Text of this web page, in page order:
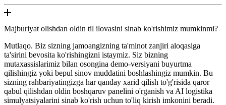
Majburiyat olishdan oldin til ilovasini sinab ko'rishimiz mumkinmi?
Mutlaqo. Biz sizning jamoangizning ta'minot zanjiri aloqasiga
ta'sirini bevosita ko'rishingizni istaymiz. Siz bizning
mutaxassislarimiz bilan osongina demo-versiyani buyurtma
qilishingiz yoki bepul sinov muddatini boshlashingiz mumkin. Bu
sizning rahbariyatingizga har qanday xarid qilish to'g'risida qaror
qabul qilishdan oldin boshqaruv panelini o'rganish va AI logistika
simulyatsiyalarini sinab ko'rish uchun to'liq kirish imkonini beradi.